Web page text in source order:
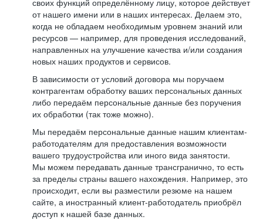
своих функций определённому лицу, которое действует
от нашего имени или в наших интересах. Делаем это,
когда не обладаем необходимым уровнем знаний или
ресурсов — например, для проведения исследований,
направленных на улучшение качества и/или создания
новых наших продуктов и сервисов.
В зависимости от условий договора мы поручаем
контрагентам обработку ваших персональных данных
либо передаём персональные данные без поручения
их обработки (так тоже можно).
Мы передаём персональные данные нашим клиентам-
работодателям для предоставления возможности
вашего трудоустройства или иного вида занятости.
Мы можем передавать данные трансгранично, то есть
за пределы страны вашего нахождения. Например, это
происходит, если вы разместили резюме на нашем
сайте, а иностранный клиент-работодатель приобрёл
доступ к нашей базе данных.